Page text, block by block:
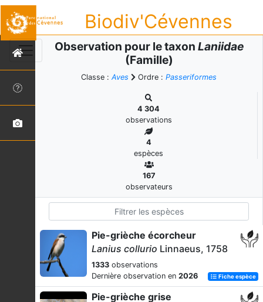
Biodiv'Cévennes
Observation pour le taxon Laniidae
(Famille)
Classe : Aves Ordre : Passeriformes
4 304
observations
4
espèces
167
observateurs
Pie-grièche écorcheur
Lanius collurio Linnaeus, 1758
1333 observations
Dernière observation en 2026 Fiche espèce
Pie-grièche grise